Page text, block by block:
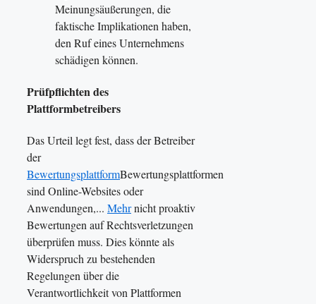
Meinungsäußerungen, die
faktische Implikationen haben,
den Ruf eines Unternehmens
schädigen können.
Prüfpflichten des
Plattformbetreibers
Das Urteil legt fest, dass der Betreiber
der
BewertungsplattformBewertungsplattformen
sind Online-Websites oder
Anwendungen,... Mehrnicht proaktiv
Bewertungen auf Rechtsverletzungen
überprüfen muss. Dies könnte als
Widerspruch zu bestehenden
Regelungen über die
Verantwortlichkeit von Plattformen